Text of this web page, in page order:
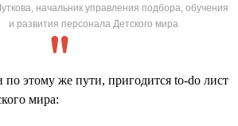
начальник управления подбора, обучения
и развития персонала Детского мира
по этому же пути, пригодится to-do лист
мира: